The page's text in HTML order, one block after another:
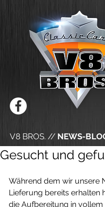
V8 BROS. // NEWS-
Gesucht und
Während dem wir unsere
Lieferung bereits erhalten
die Aufbereitung in vollem